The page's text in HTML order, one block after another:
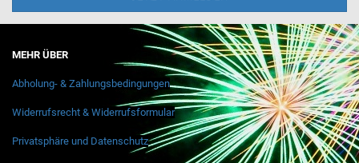
MEHR ÜBER
Abholung- & Zahlungsbedingungen
Widerrufsrecht & Widerrufsformular
Privatsphäre und Datenschutz